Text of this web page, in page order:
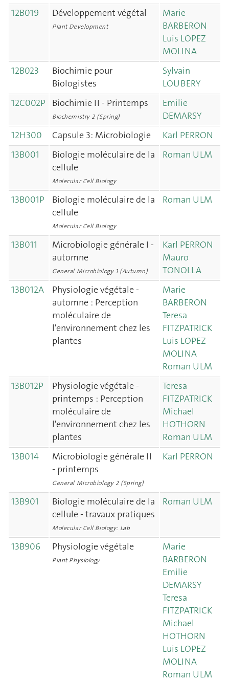
12B019
Développement végétal
Plant Development
Marie
BARBERON
Luis LOPEZ
MOLINA
12B023
Biochimie pour
Biologistes
Sylvain
LOUBERY
12C002P
Biochimie II - Printemps
Biochemistry 2 (Spring)
Emilie
DEMARSY
12H300
Capsule 3: Microbiologie
Karl PERRON
13B001
Biologie moléculaire de la
cellule
Molecular Cell Biology
Roman ULM
13B001P
Biologie moléculaire de la
cellule
Molecular Cell Biology
Roman ULM
13B011
Microbiologie générale I -
automne
General Microbiology 1 (Autumn)
Karl PERRON
Mauro
TONOLLA
13B012A
Physiologie végétale -
automne : Perception
moléculaire de
l'environnement chez les
plantes
Marie
BARBERON
Teresa
FITZPATRICK
Luis LOPEZ
MOLINA
Roman ULM
13B012P
Physiologie végétale -
printemps : Perception
moléculaire de
l'environnement chez les
plantes
Teresa
FITZPATRICK
Michael
HOTHORN
Roman ULM
13B014
Microbiologie générale II
- printemps
General Microbiology 2 (Spring)
Karl PERRON
13B901
Biologie moléculaire de la
cellule - travaux pratiques
Molecular Cell Biology: Lab
Roman ULM
13B906 Physiologie végétale
Plant Physiology
Marie
BARBERON
Emilie
DEMARSY
Teresa
FITZPATRICK
Michael
HOTHORN
Luis LOPEZ
MOLINA
Roman ULM